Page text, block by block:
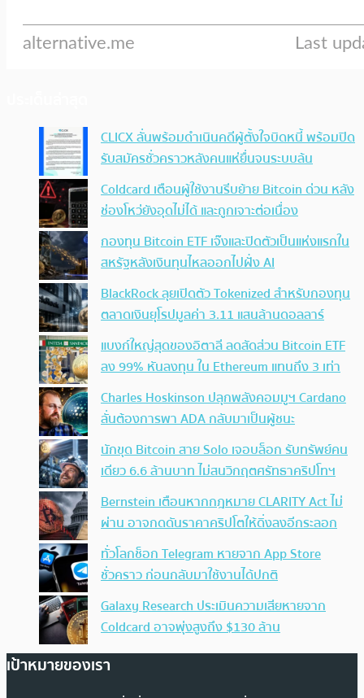
CLICX ลั่นพร้อมดำเนินคดีผู้ตั้งใจบิดหนี้ พร้อมปิด
รับสมัครชั่วคราวหลังคนแห่ยื่นจนระบบล้น
Coldcard เตือนผู้ใช้งานรีบย้าย Bitcoin ด่วน หลัง
ช่องโหว่ยังอุดไม่ได้ และถูกเจาะต่อเนื่อง
กองทุน Bitcoin ETF เจ๊งและปิดตัวเป็นแห่งแรกใน
สหรัฐหลังเงินทุนไหลออกไปฝั่ง AI
BlackRock ลุยเปิดตัว Tokenized สำหรับกองทุน
ตลาดเงินยุโรปมูลค่า 3.11 แสนล้านดอลลาร์
แบงก์ใหญ่สุดของอิตาลี ลดสัดส่วน Bitcoin ETF
ลง 99% หันลงทุน ใน Ethereum แทนถึง 3 เท่า
Charles Hoskinson ปลุกพลังคอมมูฯ Cardano
ลั่นต้องการพา ADA กลับมาเป็นผู้ชนะ
นักขุด Bitcoin สาย Solo เจอบล็อก รับทรัพย์คน
เดียว 6.6 ล้านบาท ไม่สนวิกฤตศรัทธาคริปโทฯ
Bernstein เตือนหากกฎหมาย CLARITY Act ไม่
ผ่าน อาจกดดันราคาคริปโตให้ดิ่งลงอีกระลอก
ทั่วโลกช็อก Telegram หายจาก App Store
ชั่วคราว ก่อนกลับมาใช้งานได้ปกติ
Galaxy Research ประเมินความเสียหายจาก
Coldcard อาจพุ่งสูงถึง $130 ล้าน
เป้าหมายของเรา